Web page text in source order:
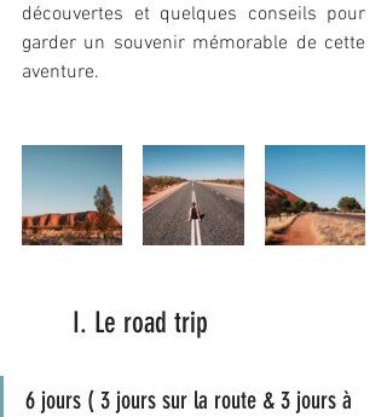
découvertes et quelques conseils pour
garder un souvenir mémorable de cette
aventure.
       I. Le road trip
6 jours ( 3 jours sur la route & 3 jours à